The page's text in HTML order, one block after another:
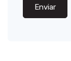
Enviar